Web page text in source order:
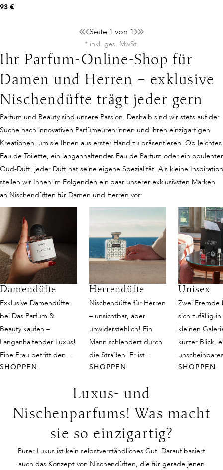
93 €
Seite 1 von 1
* inkl. ges. MwSt.
Ihr Parfum-Online-Shop für
Damen und Herren – exklusive
Nischendüfte trägt jeder gern
Parfum und Beauty sind unsere Passion. Deshalb sind wir stets auf der
Suche nach innovativen Parfümeuren:innen und ihren einzigartigen
Kreationen, um sie Ihnen aus erster Hand zu präsentieren. Ob leichtes
Eau de Toilette, ein langanhaltendes Eau de Parfum oder ein opulenter
Oud-Duft, jeder Duft hat seine eigene Spezialität. Als kleine Inspiration
stellen wir Ihnen im Folgenden ein paar unserer exklusivsten Marken
an Nischendüften für Damen und Herren vor:
Damendüfte
Exklusive Damendüfte
bei Das Parfum &
Beauty kaufen –
Langanhaltender Luxus!
Eine Frau betritt den
Raum, und es ist, als
trägt ein schlichtes
Kleid, doch ihre
unvergleichlich. Ihr
Lächeln und die
SHOPPEN
Herrendüfte
Nischendüfte für Herren
– unsichtbar, aber
unwiderstehlich! Ein
Mann schlendert durch
die Straßen. Er ist
attraktiv, schlicht
dennoch eine gewisse
Eleganz aus. Seine
Präsenz wird
wahrgenommen und
scheue Blicke der
Bewunderung streifen
SHOPPEN
Unisex
Zwei Fremde
sich zufällig
kleinen
kurzer Blick,
doch dann
noch rein
sondern eine
geschaffen
zu
SHOPPEN
Luxus- und
Nischenparfums! Was macht
sie so einzigartig?
Purer Luxus ist kein selbstverständliches Gut. Darauf basiert
auch das Konzept von Nischendüften, die für gerade jenen